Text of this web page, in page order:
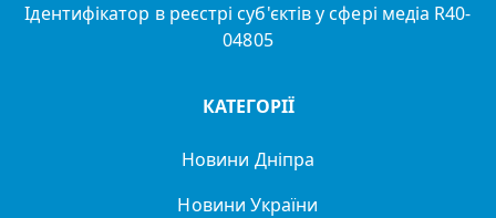
Ідентифікатор в реєстрі суб'єктів у сфері медіа R40-
04805
КАТЕГОРІЇ
Новини Дніпра
Новини України